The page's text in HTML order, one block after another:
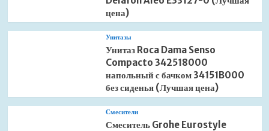
цена)
Унитазы
Унитаз Roca Dama Senso
Compacto 342518000
напольный с бачком 34151B000
без сиденья (Лучшая цена)
Смесители
Смеситель Grohe Eurostyle